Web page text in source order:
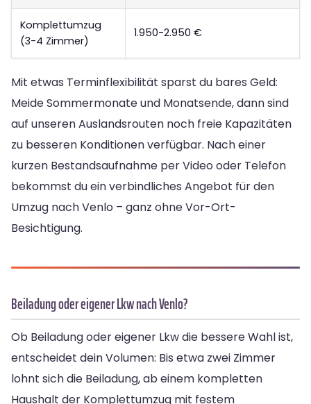
Komplettumzug
(3-4 Zimmer)
1.950-2.950 €
Mit etwas Terminflexibilität sparst du bares Geld:
Meide Sommermonate und Monatsende, dann sind
auf unseren Auslandsrouten noch freie Kapazitäten
zu besseren Konditionen verfügbar. Nach einer
kurzen Bestandsaufnahme per Video oder Telefon
bekommst du ein verbindliches Angebot für den
Umzug nach Venlo – ganz ohne Vor-Ort-
Besichtigung.
Beiladung oder eigener Lkw nach Venlo?
Ob Beiladung oder eigener Lkw die bessere Wahl ist,
entscheidet dein Volumen: Bis etwa zwei Zimmer
lohnt sich die Beiladung, ab einem kompletten
Haushalt der Komplettumzug mit festem